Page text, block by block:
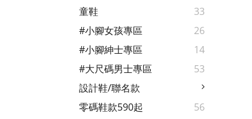
童鞋
33
#小腳女孩專區
26
#小腳紳士專區
14
#大尺碼男士專區
53
設計鞋/聯名款
零碼鞋款590起
56